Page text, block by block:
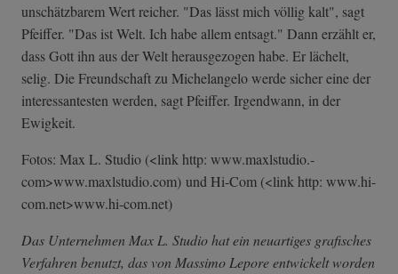
unschätzbarem Wert reicher. "Das lässt mich völlig kalt", sagt
Pfeiffer. "Das ist Welt. Ich habe allem entsagt." Dann erzählt er,
dass Gott ihn aus der Welt herausgezogen habe. Er lächelt,
selig. Die Freundschaft zu Michelangelo werde sicher eine der
interessantesten werden, sagt Pfeiffer. Irgendwann, in der
Ewigkeit.
Fotos: Max L. Studio (<link http: www.maxlstudio.­
com>www.maxlstu­dio.com) und Hi-Com (<link http: www.hi-
com.net>­www.hi-com.net)
Das Unternehmen Max L. Studio hat ein neuartiges grafisches
Verfahren benutzt, das von Massimo Lepore entwickelt worden